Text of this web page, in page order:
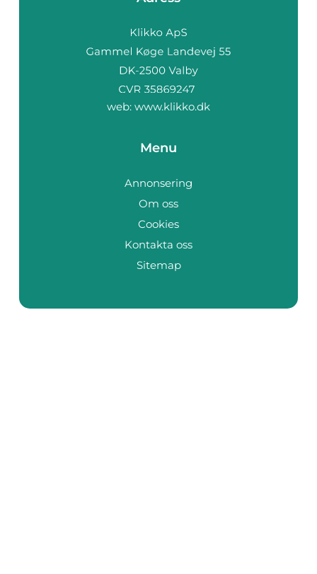
web: www.klikko.dk
Menu
Annonsering
Om oss
Cookies
Kontakta oss
Sitemap